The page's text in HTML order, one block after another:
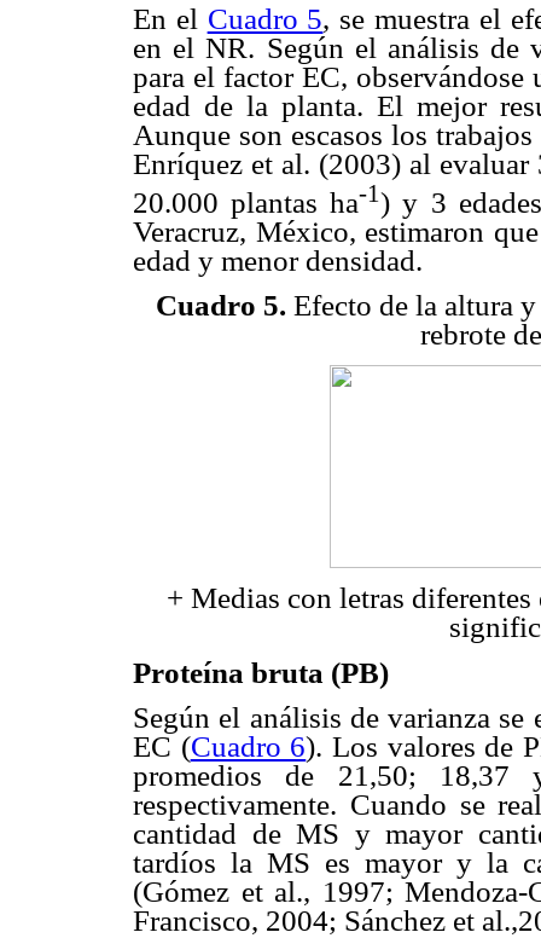
En el Cuadro 5, se muestra el
en el NR. Según el análisis de
para el factor EC,
edad de la planta. El mejor
Aunque son escasos los
Enríquez et al. (2003) al evaluar
20.000 plantas ha-1) y 3
Veracruz, México, estimaron
edad y menor densidad.
Cuadro 5. Efecto de la altura
rebrote
+ Medias con letras
Proteína bruta (PB)
Según el análisis de varianza
EC (Cuadro 6). Los valores de
promedios de 21,50;
respectivamente. Cuando se
cantidad de MS y mayor
tardíos la MS es mayor y la
(Gómez et al., 1997;
Francisco, 2004; Sánchez et